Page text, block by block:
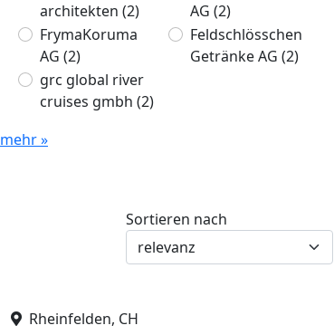
architekten (2)
AG (2)
FrymaKoruma
AG (2)
Feldschlösschen
Getränke AG (2)
grc global river
cruises gmbh (2)
mehr »
Sortieren nach
Rheinfelden, CH